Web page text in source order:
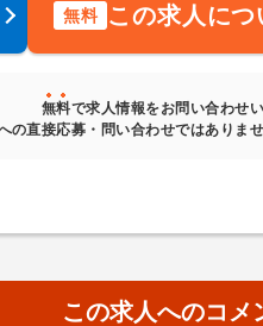
無料 この求人に
無料で求人情報をお問い合わせ
の直接応募・問い合わせではありま
この求人へのコメ